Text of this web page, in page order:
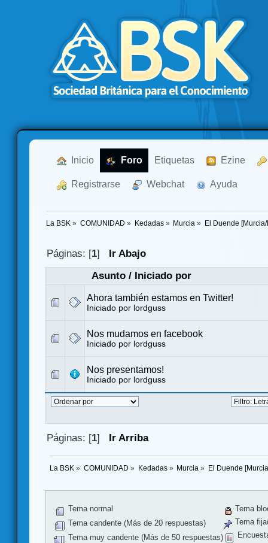
Inicio Foro Etiquetas Ezine
Registrarse Webchat Ayuda
La BSK » COMUNIDAD » Kedadas» Murcia » El Duende
Páginas: [1]
Ir Abajo
Asunto/ Iniciado por
Ahora también estamos en Twitter!
Iniciado por lordguss
Nos mudamos en facebook
Iniciado por lordguss
Nos presentamos!
Iniciado por lordguss
Páginas: [1] Ir Arriba
La BSK » COMUNIDAD » Kedadas» Murcia » El Duende
Tema normal
Tema candente (Más de 20 respuestas)
Tema muy candente (Más de 50 respuestas)
Tema
Tema